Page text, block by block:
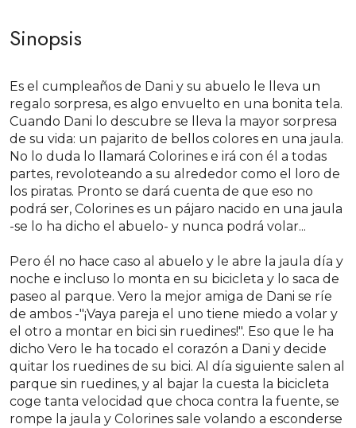
Sinopsis
Es el cumpleaños de Dani y su abuelo le lleva un
regalo sorpresa, es algo envuelto en una bonita tela.
Cuando Dani lo descubre se lleva la mayor sorpresa
de su vida: un pajarito de bellos colores en una jaula.
No lo duda lo llamará Colorines e irá con él a todas
partes, revoloteando a su alrededor como el loro de
los piratas. Pronto se dará cuenta de que eso no
podrá ser, Colorines es un pájaro nacido en una jaula
-se lo ha dicho el abuelo- y nunca podrá volar...
Pero él no hace caso al abuelo y le abre la jaula día y
noche e incluso lo monta en su bicicleta y lo saca de
paseo al parque. Vero la mejor amiga de Dani se ríe
de ambos -"¡Vaya pareja el uno tiene miedo a volar y
el otro a montar en bici sin ruedines!". Eso que le ha
dicho Vero le ha tocado el corazón a Dani y decide
quitar los ruedines de su bici. Al día siguiente salen al
parque sin ruedines, y al bajar la cuesta la bicicleta
coge tanta velocidad que choca contra la fuente, se
rompe la jaula y Colorines sale volando a esconderse